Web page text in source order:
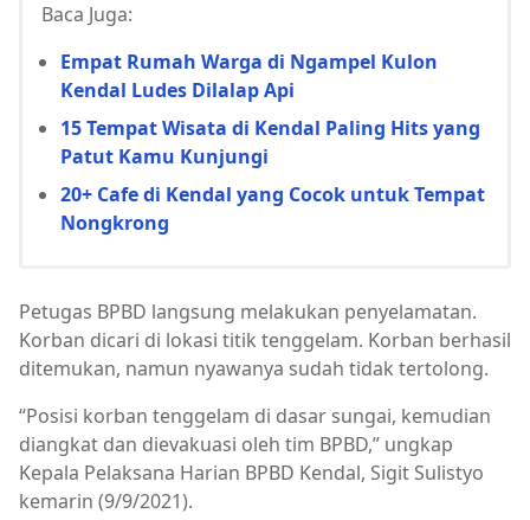
Baca Juga:
Empat Rumah Warga di Ngampel Kulon
Kendal Ludes Dilalap Api
15 Tempat Wisata di Kendal Paling Hits yang
Patut Kamu Kunjungi
20+ Cafe di Kendal yang Cocok untuk Tempat
Nongkrong
Petugas BPBD langsung melakukan penyelamatan.
Korban dicari di lokasi titik tenggelam. Korban berhasil
ditemukan, namun nyawanya sudah tidak tertolong.
“Posisi korban tenggelam di dasar sungai, kemudian
diangkat dan dievakuasi oleh tim BPBD,” ungkap
Kepala Pelaksana Harian BPBD Kendal, Sigit Sulistyo
kemarin (9/9/2021).